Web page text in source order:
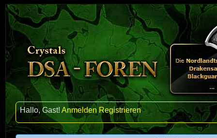
Hallo, Gast!Anmelden Registrieren